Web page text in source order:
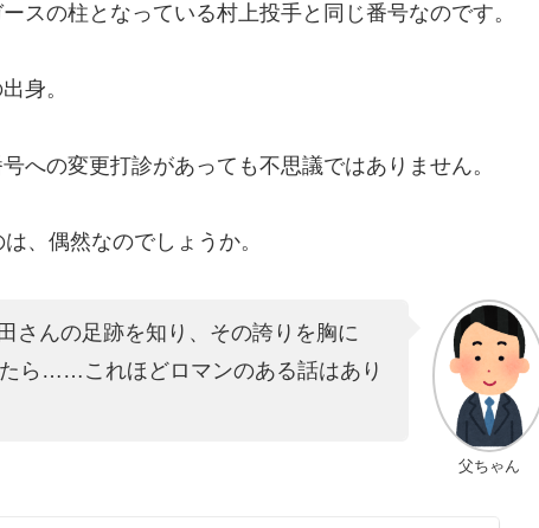
スの柱となっている村上投手と同じ番号なのです。
身。
への変更打診があっても不思議ではありません。
、偶然なのでしょうか。
父ちゃん
さんの足跡を知り、その誇りを胸に
ら……これほどロマンのある話はあり